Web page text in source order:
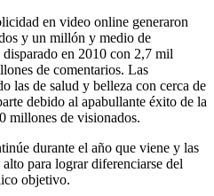
en video online generaron
y un millón y medio de
en 2010 con 2,7 mil
de comentarios. Las
las de salud y belleza con cerca de
debido al apabullante éxito de la
millones de visionados.
durante el año que viene y las
para lograr diferenciarse del
objetivo.